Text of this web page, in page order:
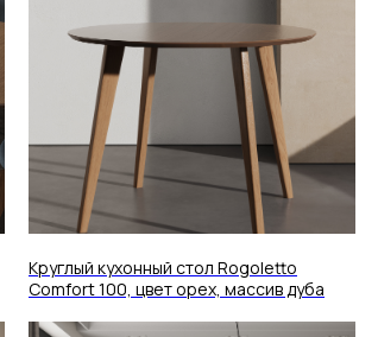
Круглый кухонный стол Rogoletto
Comfort 100, цвет орех, массив дуба